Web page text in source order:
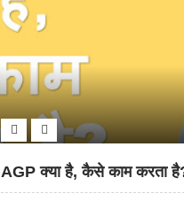
AGP क्या है, कैसे काम करता